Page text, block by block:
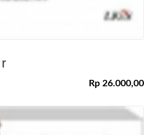
Rp 26.000,00